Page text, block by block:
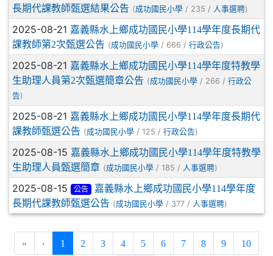
長期代課教師甄選結果公告 (成功國民小學 / 235 / 人事選聘)
2025-08-21 嘉義縣水上鄉成功國民小學114學年度長期代
課教師第2次甄選公告 (成功國民小學 / 666 / 行政公告)
2025-08-21 嘉義縣水上鄉成功國民小學114學年度特教學
生助理人員第2次甄選簡章公告 (成功國民小學 / 266 / 行政公
告)
2025-08-21 嘉義縣水上鄉成功國民小學114學年度長期代
課教師甄選公告 (成功國民小學 / 125 / 行政公告)
2025-08-15 嘉義縣水上鄉成功國民小學114學年度特教學
生助理人員甄選簡章 (成功國民小學 / 185 / 人事選聘)
2025-08-15 公告
嘉義縣水上鄉成功國民小學114學年度
長期代課教師甄選公告 (成功國民小學 / 377 / 人事選聘)
« ‹ 1 (current)
2 3 4 5 6 7 8 9 10